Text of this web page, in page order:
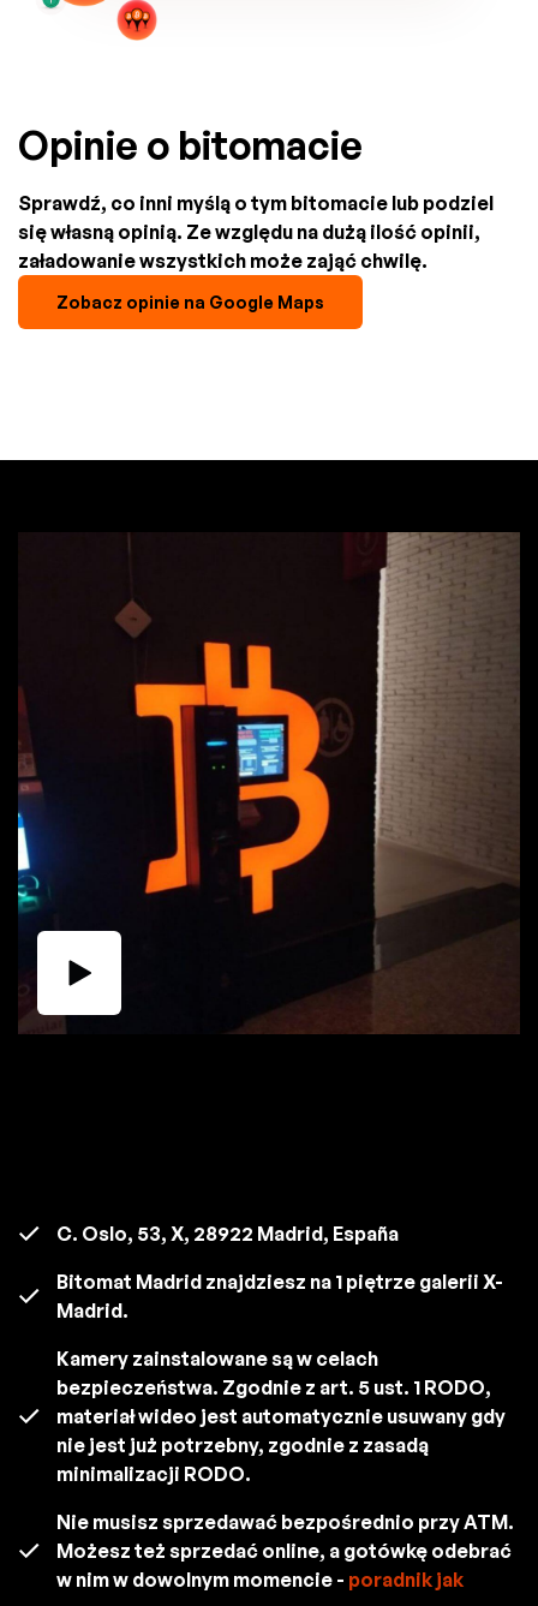
Opinie o bitomacie
Sprawdź, co inni myślą o tym bitomacie lub podziel
się własną opinią. Ze względu na dużą ilość opinii,
załadowanie wszystkich może zająć chwilę.
Zobacz opinie na Google Maps
C. Oslo, 53, X, 28922 Madrid, España
Bitomat Madrid znajdziesz na 1 piętrze galerii X-
Madrid.
Kamery zainstalowane są w celach
bezpieczeństwa. Zgodnie z art. 5 ust. 1 RODO,
materiał wideo jest automatycznie usuwany gdy
nie jest już potrzebny, zgodnie z zasadą
minimalizacji RODO.
Nie musisz sprzedawać bezpośrednio przy ATM.
Możesz też sprzedać online, a gotówkę odebrać
w nim w dowolnym momencie - poradnik jak